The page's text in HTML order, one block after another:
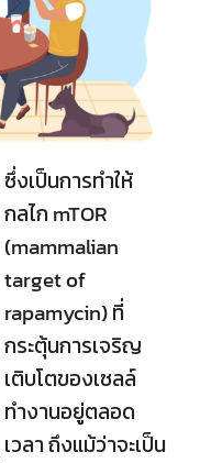
ซึ่งเป็นการทำให้
กลไก mTOR
(mammalian
target of
rapamycin) ที่
กระตุ้นการเจริญ
เติบโตของเซลล์
ทำงานอยู่ตลอด
เวลา ถึงแม้ว่าจะเป็น